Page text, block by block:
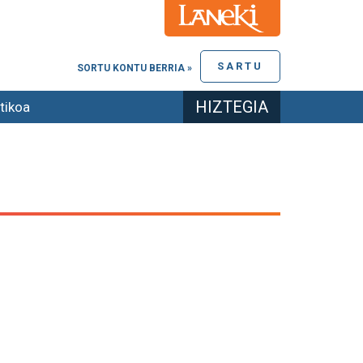
SARTU
SORTU KONTU BERRIA »
HIZTEGIA